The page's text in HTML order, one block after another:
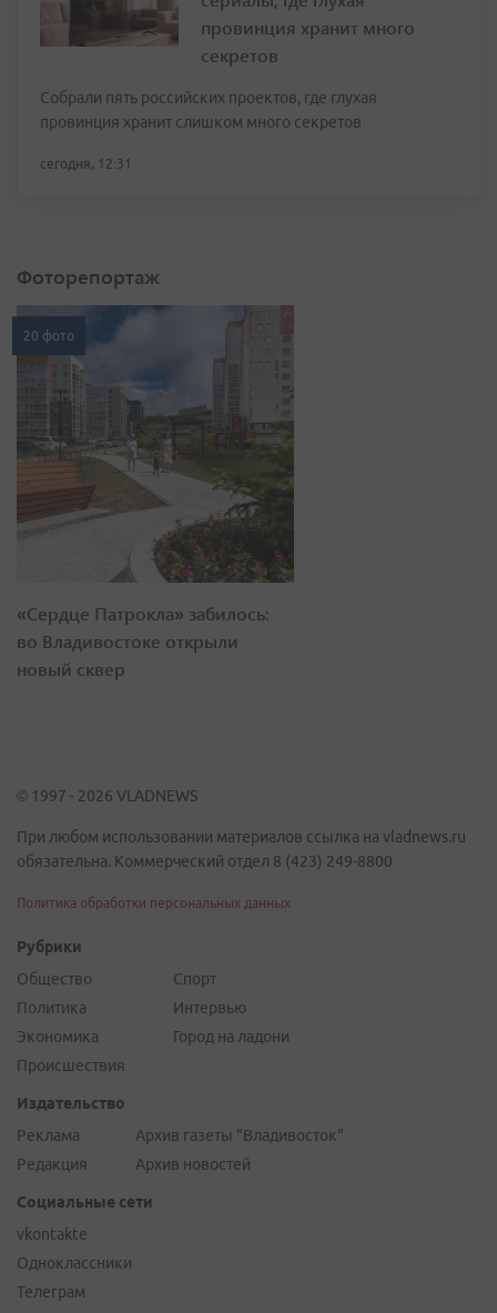
провинция хранит много
секретов
Собрали пять российских проектов, где глухая
провинция хранит слишком много секретов
сегодня, 12:31
Фоторепортаж
20 фото
«Сердце Патрокла» забилось:
во Владивостоке открыли
новый сквер
© 1997 - 2026 VLADNEWS
При любом использовании материалов ссылка на vladnews.ru
обязательна. Коммерческий отдел 8 (423) 249-8800
Политика обработки персональных данных
Рубрики
Общество
Политика
Экономика
Происшествия
Спорт
Интервью
Город на ладони
Издательство
Реклама
Редакция
Архив газеты "Владивосток"
Архив новостей
Социальные сети
vkontakte
Одноклассники
Телеграм